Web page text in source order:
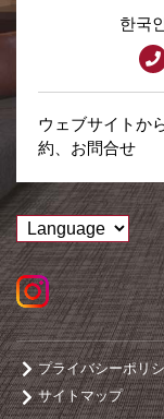
한국
ウェブサイトか
約、お問合せ
プライバシーポリ
サイトマップ